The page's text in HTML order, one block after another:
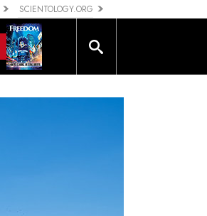
SCIENTOLOGY.ORG